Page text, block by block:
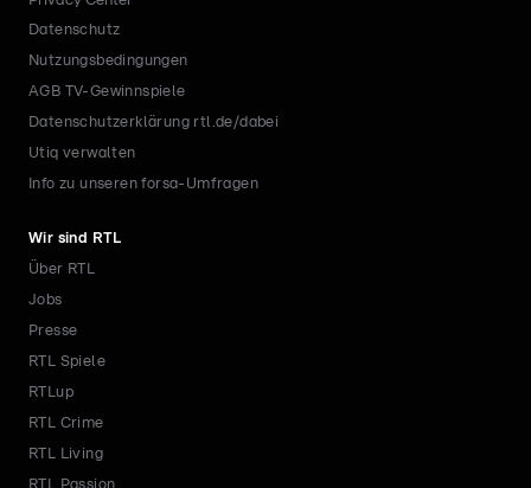
Datenschutz
Nutzungsbedingungen
AGB TV-Gewinnspiele
Datenschutzerklärung rtl.de/dabei
Utiq verwalten
Info zu unseren forsa-Umfragen
Wir sind RTL
Über RTL
Jobs
Presse
RTL Spiele
RTLup
RTL Crime
RTL Living